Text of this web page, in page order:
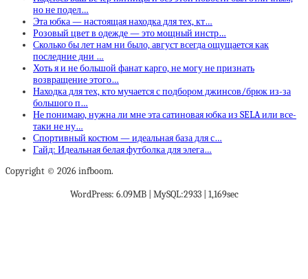
но не подел…
Эта юбка — настоящая находка для тех, кт…
Розовый цвет в одежде — это мощный инстр…
Сколько бы лет нам ни было, август всегда ощущается как
последние дни …
Хоть я и не большой фанат карго, не могу не признать
возвращение этого…
Находка для тех, кто мучается с подбором джинсов/брюк из-за
большого п…
Не понимаю, нужна ли мне эта сатиновая юбка из SELA или все-
таки не ну…
Спортивный костюм — идеальная база для с…
Гайд: Идеальная белая футболка для элега…
Copyright © 2026 infboom.
WordPress: 6.09MB | MySQL:2933 | 1,169sec